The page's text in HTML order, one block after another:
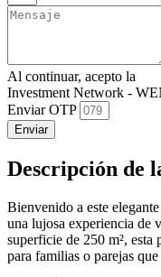
Al continuar, acepto la
Investment Network -
Enviar OTP
Enviar
Descripción de
Bienvenido a este
una lujosa experiencia de
superficie de 250 m², esta
para familias o parejas